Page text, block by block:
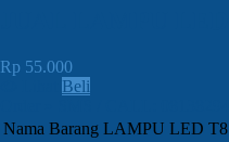
Rp 55.000
Beli
Nama Barang LAMPU LED T8